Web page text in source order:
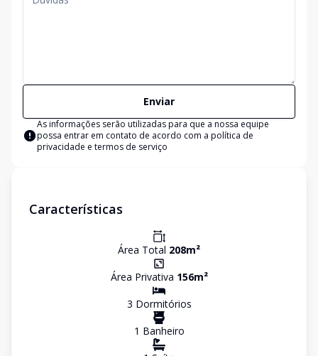
Enviar
As informações serão utilizadas para que a nossa equipe
possa entrar em contato de acordo com a política de
privacidade e termos de serviço
Características
Área Total 208m²
Área Privativa 156m²
3 Dormitórios
1 Banheiro